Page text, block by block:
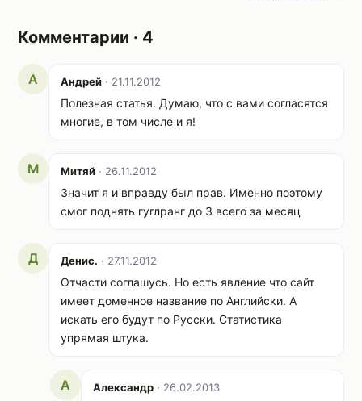
Комментарии · 4
А Андрей · 21.11.2012
Полезная статья. Думаю, что с вами согласятся
многие, в том числе и я!
М Митяй · 26.11.2012
Значит я и вправду был прав. Именно поэтому
смог поднять гуглранг до 3 всего за месяц
Д Денис. · 27.11.2012
Отчасти соглашусь. Но есть явление что сайт
имеет доменное название по Английски. А
искать его будут по Русски. Статистика
упрямая штука.
А Александр · 26.02.2013